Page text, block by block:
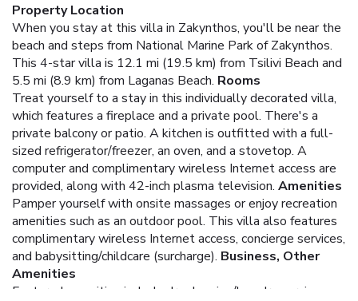
Property Location
When you stay at this villa in Zakynthos, you'll be near the
beach and steps from National Marine Park of Zakynthos.
This 4-star villa is 12.1 mi (19.5 km) from Tsilivi Beach and
5.5 mi (8.9 km) from Laganas Beach. Rooms
Treat yourself to a stay in this individually decorated villa,
which features a fireplace and a private pool. There's a
private balcony or patio. A kitchen is outfitted with a full-
sized refrigerator/freezer, an oven, and a stovetop. A
computer and complimentary wireless Internet access are
provided, along with 42-inch plasma television. Amenities
Pamper yourself with onsite massages or enjoy recreation
amenities such as an outdoor pool. This villa also features
complimentary wireless Internet access, concierge services,
and babysitting/childcare (surcharge). Business, Other
Amenities
Featured amenities include dry cleaning/laundry services,